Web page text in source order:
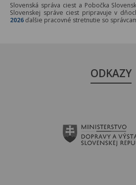
Slovenská správa ciest a Pobočka
Slovenskej správe ciest pripravuje v
2026ďalšie pracovné stretnutie so
ODKAZY